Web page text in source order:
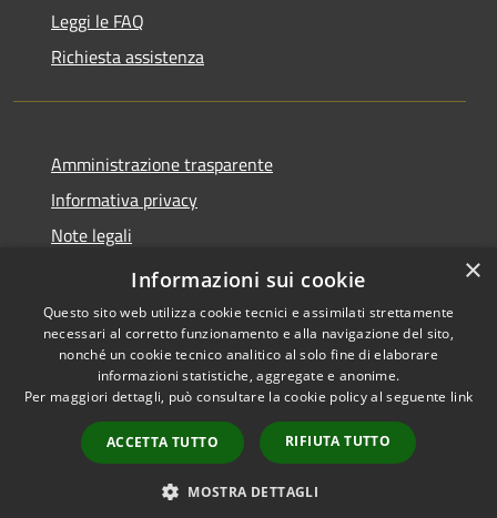
Leggi le FAQ
Richiesta assistenza
Amministrazione trasparente
Informativa privacy
Note legali
Dichiarazione di accessibilità
Accessibilità
Copyright © 2026 • Città di
Cirié • Powered by
Municipium•
Accesso
redazione
×
Informazioni sui cookie
Questo sito web utilizza cookie tecnici e assimilati strettamente
necessari al corretto funzionamento e alla navigazione del sito,
nonché un cookie tecnico analitico al solo fine di elaborare
informazioni statistiche, aggregate e anonime.
Per maggiori dettagli, può consultare la cookie policy al seguente link
ACCETTA TUTTO RIFIUTA TUTTO
MOSTRA DETTAGLI